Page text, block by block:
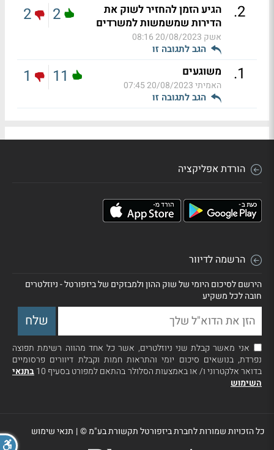
2
.
הגיע הזמן להחזיר לשוק את
הדירות שמשמשות למשרדים
אשק 20/08/2023 08:16
הגב לתגובה זו
2
2
1
. משוגעים
האמיתי20/08/2023 07:45
הגב לתגובה זו
11
1
הורדת אפליקציה
הרשמה לדיוור
הירשם לסיכום היומי של שוק ההון ולמבזקים של ביזפורטל - ניוזלטרים
חובה לכל משקיע
אני מאשר קבלת שני ניוזלטרים, אשר כל אחד מהווה רשימת תפוצה
נפרדת, בנושאים סיכום יומי והתראות חמות וקבלת דיוורים פרסומיים
בדואר אלקטרוני ו/ או באמצעות הסלולר בהתאם למפורט בסעיף 10
בתנאי
השימוש
כל הזכויות שמורות לחברת ביזפורטל תקשורת בע"מ ©| תנאי שימוש